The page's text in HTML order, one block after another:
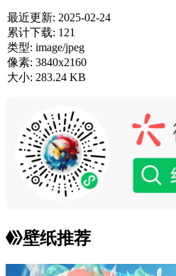
最近更新: 2025-02-24
累计下载: 121
类型: image/jpeg
像素: 3840x2160
大小: 283.24 KB
壁纸推荐